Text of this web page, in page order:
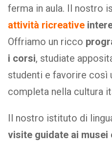
ferma in aula. Il nostro
attività ricreative
Offriamo un ricco
i corsi, studiate
studenti e favorire così
completa nella cultura
Il nostro istituto di
visite guidate ai musei